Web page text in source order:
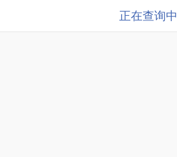
正在查询中